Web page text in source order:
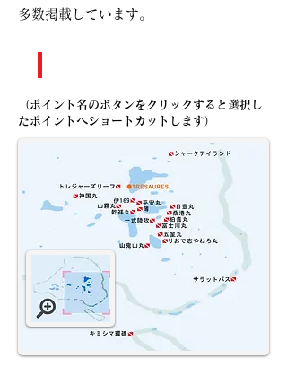
多数掲載しています。
（ポイント名のボタンをクリックすると選択し
たポイントへショートカットします）